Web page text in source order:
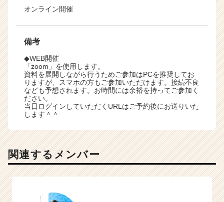
オンライン開催
備考
◆WEB開催
「zoom」を使用します。
資料を展開しながら行うためご参加はPCを推奨してお
りますが、スマホの方もご参加いただけます。接続不良
なども予想されます。お時間には余裕を持ってご参加く
ださい。
当日ログインしていただくURLはご予約後にお送りいた
します＾＾
関連するメンバー